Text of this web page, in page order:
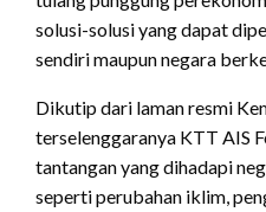
solusi-solusi yang dapat
sendiri maupun negara
Dikutip dari laman resmi
terselenggaranya KTT AIS
tantangan yang dihadapi
seperti perubahan iklim,